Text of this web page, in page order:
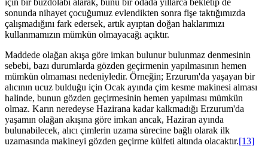
için bir buzdolabı alarak, bunu bir odada yıllarca bekletip de
sonunda nihayet çocuğumuz evlendikten sonra fişe taktığımızda
çalışmadığını fark edersek, artık ayıptan doğan haklarımızı
kullanmamızın mümkün olmayacağı açıktır.
Maddede olağan akışa göre imkan bulunur bulunmaz denmesinin
sebebi, bazı durumlarda gözden geçirmenin yapılmasının hemen
mümkün olmaması nedeniyledir. Örneğin; Erzurum'da yaşayan bir
alıcının ucuz bulduğu için Ocak ayında çim kesme makinesi alması
halinde, bunun gözden geçirmesinin hemen yapılması mümkün
olmaz. Karın neredeyse Hazirana kadar kalkmadığı Erzurum'da
yaşamın olağan akışına göre imkan ancak, Haziran ayında
bulunabilecek, alıcı çimlerin uzama sürecine bağlı olarak ilk
uzamasında makineyi gözden geçirme külfeti altında olacaktır.[13]